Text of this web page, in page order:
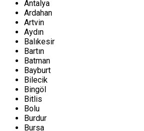
Antalya
Ardahan
Artvin
Aydın
Balıkesir
Bartın
Batman
Bayburt
Bilecik
Bingöl
Bitlis
Bolu
Burdur
Bursa